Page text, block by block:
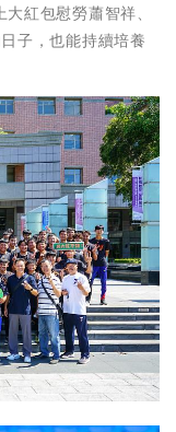
紅包慰勞蕭智祥、
子，也能持續培養